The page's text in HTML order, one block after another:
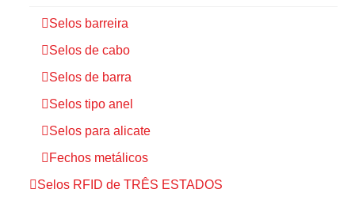
Selos barreira
Selos de cabo
Selos de barra
Selos tipo anel
Selos para alicate
Fechos metálicos
Selos RFID de TRÊS ESTADOS